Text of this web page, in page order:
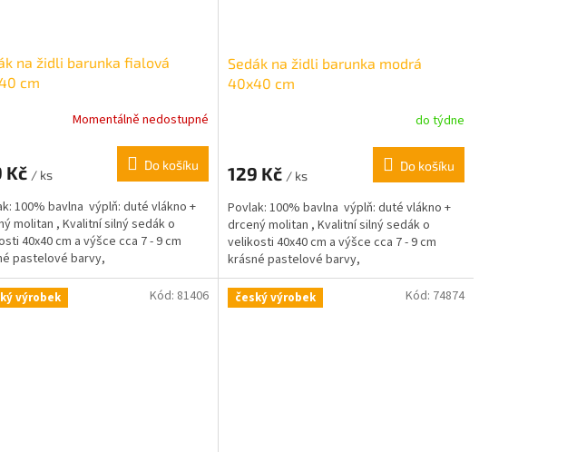
na židli barunka fialová
cm
Momentálně nedostupné
Kč / ks
Do košíku
100% bavlna výplň: duté vlákno +
molitan , Kvalitní silný sedák o
40x40 cm a výšce cca 7 - 9 cm
pastelové barvy,
Sedák na židli barunka modrá
40x40 cm
do týdne
129 Kč / ks
Do košíku
Povlak: 100% bavlna výplň: duté vlákno +
drcený molitan , Kvalitní silný sedák o
velikosti 40x40 cm a výšce cca 7 - 9 cm
krásné pastelové barvy,
výrobek Kód: 81406 český výrobek Kód: 74874